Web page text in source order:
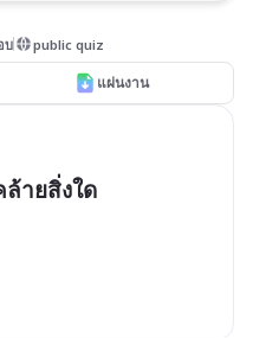
บ public quiz
แผ่นงาน
ายสิ่งใด